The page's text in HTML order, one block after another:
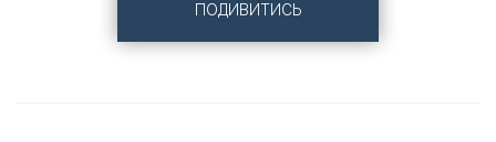
ПОДИВИТИСЬ